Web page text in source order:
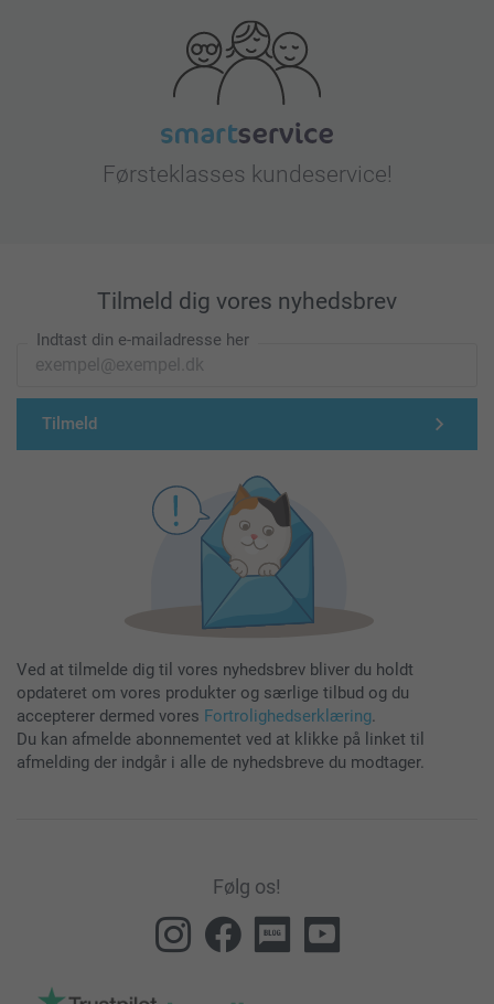
Førsteklasses kundeservice!
Tilmeld dig vores nyhedsbrev
Indtast din e-mailadresse her
Tilmeld
Ved at tilmelde dig til vores nyhedsbrev bliver du holdt
opdateret om vores produkter og særlige tilbud og du
accepterer dermed vores Fortrolighedserklæring.
Du kan afmelde abonnementet ved at klikke på linket til
afmelding der indgår i alle de nyhedsbreve du modtager.
Følg os!